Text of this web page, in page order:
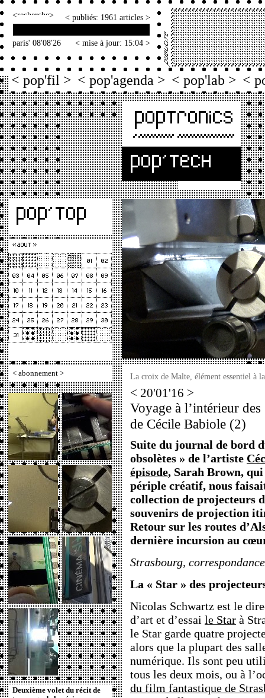
< > < publiés: 1961 articles >
paris' 08'08'26 < mise à jour: 15:04 >
< pop'fil > < pop'agenda > < pop'lab > <
< abonnement >
Deuxième volet du récit de
La croix de Malte, élément essentiel à
< 20'01'16 >
Voyage à l’intérieur
de Cécile Babiole (2)
Suite du journal de bord
obsolètes » de l’artiste
épisode, Sarah Brown, qui
périple créatif, nous
collection de projecteurs
souvenirs de projection
Retour sur les routes
dernière incursion au
Strasbourg, correspondance
La « Star » des
Nicolas Schwartz est le
d’art et d’essai le Star à
le Star garde quatre
alors que la plupart des
numérique. Ils sont peu
tous les deux mois, ou à
du film fantastique de